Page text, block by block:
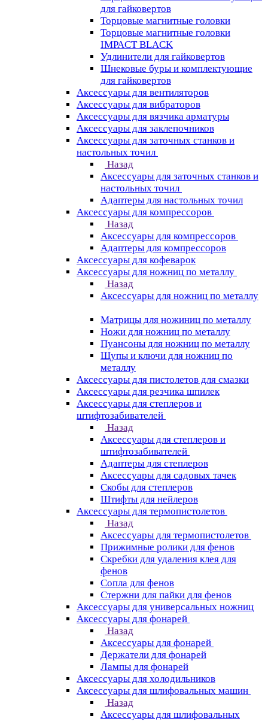
для гайковертов
Торцовые магнитные головки
Торцовые магнитные головки
IMPACT BLACK
Удлинители для гайковертов
Шнековые буры и комплектующие
для гайковертов
Аксессуары для вентиляторов
Аксессуары для вибраторов
Аксессуары для вязчика арматуры
Аксессуары для заклепочников
Аксессуары для заточных станков и
настольных точил
Назад
Аксессуары для заточных станков и
настольных точил
Адаптеры для настольных точил
Аксессуары для компрессоров
Назад
Аксессуары для компрессоров
Адаптеры для компрессоров
Аксессуары для кофеварок
Аксессуары для ножниц по металлу
Назад
Аксессуары для ножниц по металлу
Матрицы для ножиниц по металлу
Ножи для ножниц по металлу
Пуансоны для ножниц по металлу
Щупы и ключи для ножниц по
металлу
Аксессуары для пистолетов для смазки
Аксессуары для резчика шпилек
Аксессуары для степлеров и
штифтозабивателей
Назад
Аксессуары для степлеров и
штифтозабивателей
Адаптеры для степлеров
Аксессуары для садовых тачек
Скобы для степлеров
Штифты для нейлеров
Аксессуары для термопистолетов
Назад
Аксессуары для термопистолетов
Прижимные ролики для фенов
Скребки для удаления клея для
фенов
Сопла для фенов
Стержни для пайки для фенов
Аксессуары для универсальных ножниц
Аксессуары для фонарей
Назад
Аксессуары для фонарей
Держатели для фонарей
Лампы для фонарей
Аксессуары для холодильников
Аксессуары для шлифовальных машин
Назад
Аксессуары для шлифовальных